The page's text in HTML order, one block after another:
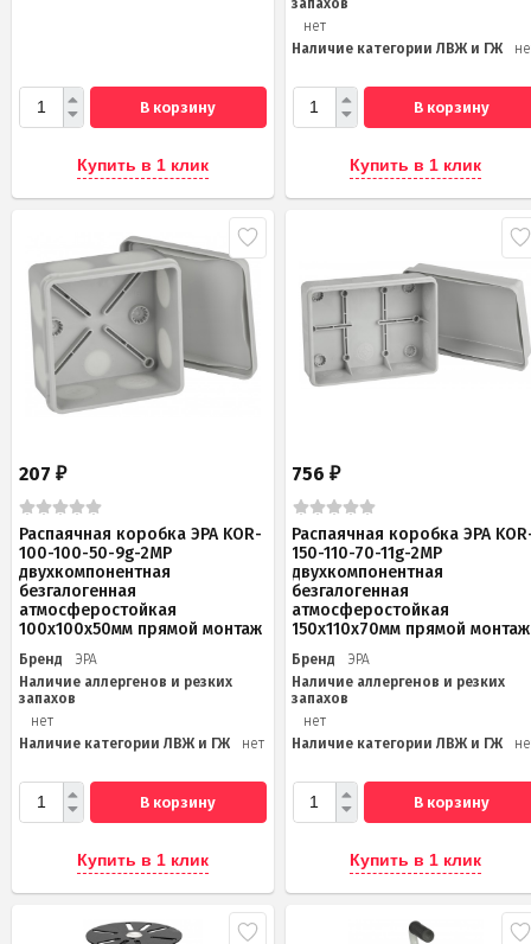
В корзину
Купить в 1 клик
нет
Наличие категории ЛВЖ и ГЖ
В корзину
Купить в 1 клик
207 ₽
Распаячная коробка ЭРА KOR-
100-100-50-9g-2MP
двухкомпонентная
безгалогенная
атмосферостойкая
100х100х50мм прямой монтаж
Бренд
ЭРА
Наличие аллергенов и резких
запахов
нет
Наличие категории ЛВЖ и ГЖ
нет
В корзину
Купить в 1 клик
756₽
Распаячная коробка ЭРА
150-110-70-11g-2MP
двухкомпонентная
безгалогенная
атмосферостойкая
150х110х70мм прямой монтаж
Бренд
ЭРА
Наличие аллергенов и резких
запахов
нет
Наличие категории ЛВЖ и ГЖ
В корзину
Купить в 1 клик